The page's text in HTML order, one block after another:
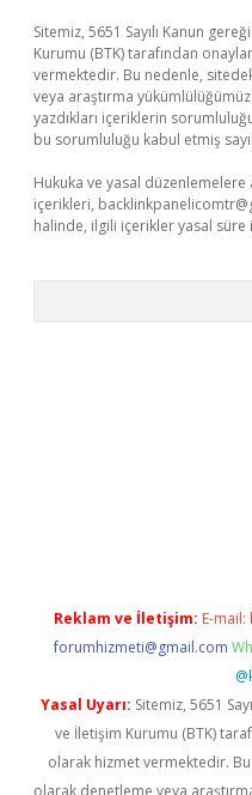
Sitemiz, 5651 Sayılı Kanun
Kurumu (BTK) tarafından
vermektedir. Bu nedenle,
veya araştırma
yazdıkları içeriklerin
bu sorumluluğu kabul etmiş
Hukuka ve yasal düzenlemelere
içerikleri,
halinde, ilgili içerikler yasal süre
Reklam ve İletişim: E-mail:
forumhizmeti@gmail.com
Yasal Uyarı: Sitemiz, 5651
ve İletişim Kurumu (BTK)
olarak hizmet vermektedir.
olarak denetleme veya